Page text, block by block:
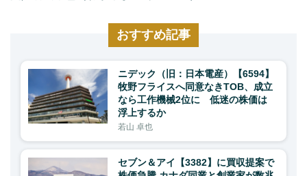
おすすめ記事
ニデック（旧：日本電産）【6594】
牧野フライスへ同意なきTOB、成立
なら工作機械2位に 低迷の株価は
浮上するか
若山 卓也
セブン＆アイ【3382】に買収提案で